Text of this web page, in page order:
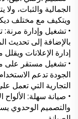
الجمالية والثبات،
ويتكيف مع مختلف
• تشغيل وإدارة
بالإضافة إلى تحديث
إدارة الإعلانات
الجودة تدعم
التجارية التي تعمل
• صيانة سهلة: الألواح
والتصميم الوحدوي